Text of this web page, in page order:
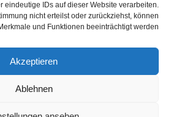
eindeutige IDs auf dieser Website verarbeiten.
nicht erteilst oder zurückziehst, können
und Funktionen beeinträchtigt werden.
Akzeptieren
Ablehnen
يستهدف التدخل المبكر الأطفال من
دخول المدرسة ، بما في ذلك
رياض أطفال عادية أو تم تأجيلهم.
أسباب مختلفة في حاجة الأطفال